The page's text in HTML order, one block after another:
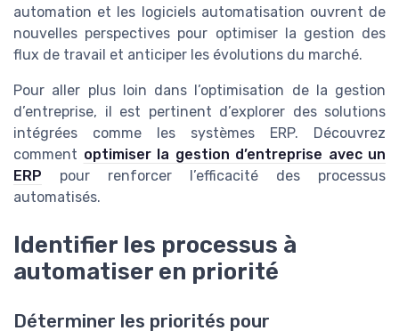
automation et les logiciels automatisation ouvrent de
nouvelles perspectives pour optimiser la gestion des
flux de travail et anticiper les évolutions du marché.
Pour aller plus loin dans l’optimisation de la gestion
d’entreprise, il est pertinent d’explorer des solutions
intégrées comme les systèmes ERP. Découvrez
comment optimiser la gestion d’entreprise avec un
ERP pour renforcer l’efficacité des processus
automatisés.
Identifier les processus à
automatiser en priorité
Déterminer les priorités pour